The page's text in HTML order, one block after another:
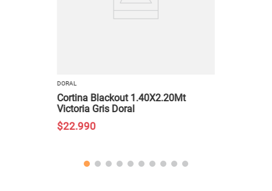
DORAL
Cortina Blackout 1.40X2.20Mt
Victoria Gris Doral
$22.990